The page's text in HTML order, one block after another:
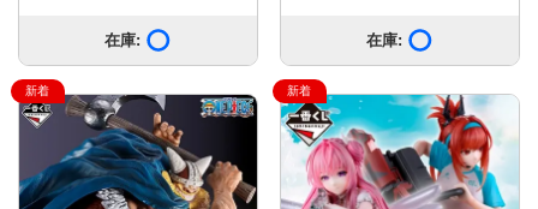
在庫: 在庫: